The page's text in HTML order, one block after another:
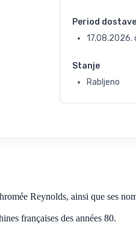
Period dostave
17.08.2026.
Stanje
Rabljeno